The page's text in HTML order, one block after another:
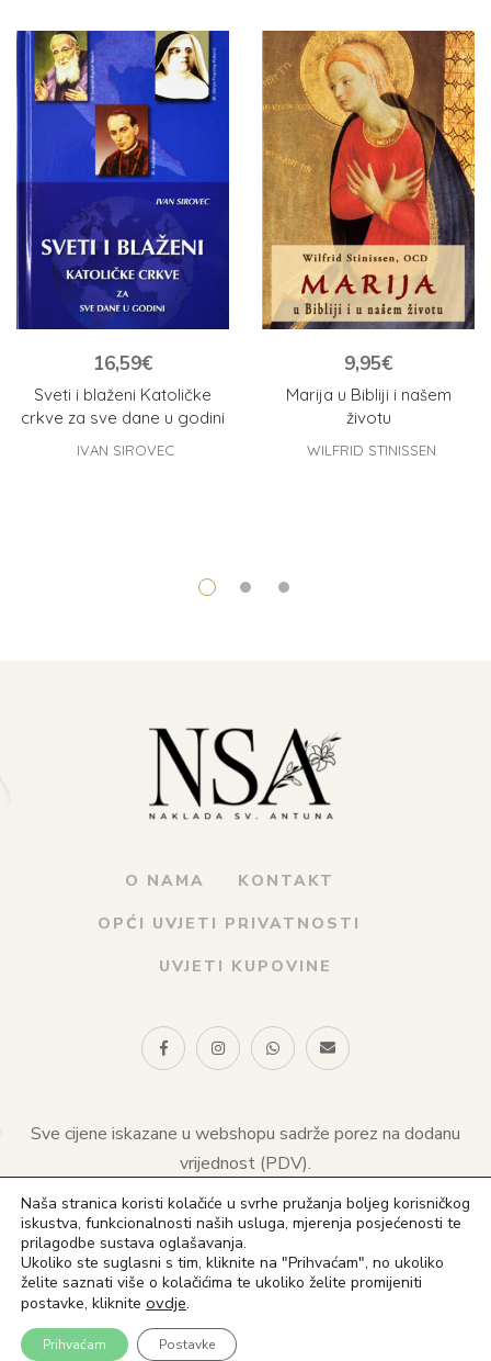
Sveti i blaženi Katoličke
crkve za sve dane u godini
16,59€
IVAN SIROVEC
Marija u Bibliji i našem
životu
9,95€
WILFRID STINISSEN
O NAMA KONTAKT
OPĆI UVJETI PRIVATNOSTI
UVJETI KUPOVINE
Sve cijene iskazane u webshopu sadrže porez na dodanu
vrijednost (PDV).
© 2021 Naklada sv. Antuna. Sva prava pridržana
(+385) 1 4828 823
(+385) 91 4828 823
in**@ns*.hr
Naša stranica koristi kolačiće u svrhe pružanja boljeg korisničkog
iskustva, funkcionalnosti naših usluga, mjerenja posjećenosti te
prilagodbe sustava oglašavanja.
Ukoliko ste suglasni s tim, kliknite na "Prihvaćam", no ukoliko
želite saznati više o kolačićima te ukoliko želite promijeniti
postavke, kliknite ovdje.
Prihvaćam Postavke